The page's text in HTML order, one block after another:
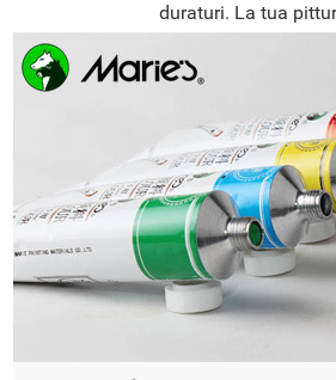
duraturi. La tua